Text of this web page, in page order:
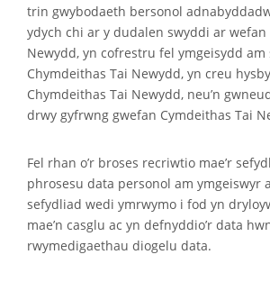
trin gwybodaeth bersonol
ydych chi ar y dudalen swyddi ar wefan
Newydd, yn cofrestru fel ymgeisydd am
Chymdeithas Tai Newydd, yn creu
Chymdeithas Tai Newydd, neu’n
drwy gyfrwng gwefan Cymdeithas Tai
Fel rhan o’r broses recriwtio mae’r
phrosesu data personol am ymgeiswyr
sefydliad wedi ymrwymo i fod yn
mae’n casglu ac yn defnyddio’r data
rwymedigaethau diogelu data.